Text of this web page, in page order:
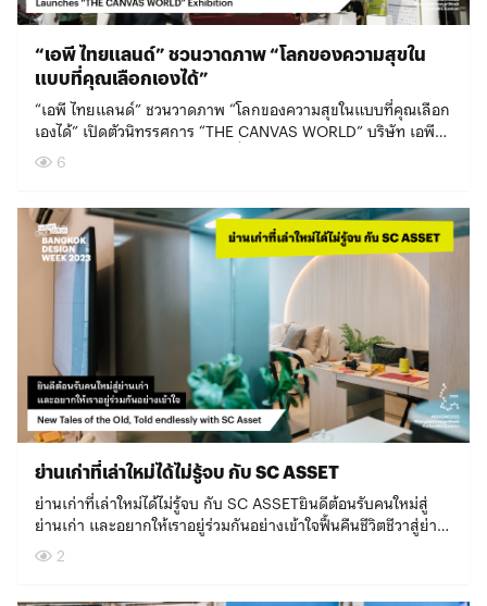
หลากหลายกิจกรรม ทั้งนิทรรศการ เสวนา กิจกรรม Open House
นักออกแบบสามารถพัฒนาไปสู่การเป็นย่านสร้างสรรค์อย่างยั่งยืน
ได้ในอนาคต ปรับปรุงระบบแสงสว่างเพื่อซอยที่น่าอยู่ขึ้นนอกจากนี้
ยังมีโปรเจกต์ทดลองน่าสนใจอย่าง 49 & FRIENDS: LUMINOUS
26 ที่เกิดขึ้นจากโจทย์ว่า ความคิดสร้างสรรค์และการออกแบบ
ทำให้พื้นที่ที่เราอยู่อาศัยดีขึ้นได้อย่างไรบ้าง โดยจุดเด่นของซอย
สุขุมวิท 26 คือเป็นซอยที่เต็มไปด้วยต้นไม้ใหญ่ร่มรื่น เป็นข้อดีที่ทำให้
และมืด เพราะระบบไฟส่องสว่างไม่ได้ออกแบบร่วมกับการมีอยู่ของ
ต้นไม้ใหญ่มาตั้งแต่ต้น แสงจึงถูกบดบังด้วยกิ่งก้านของต้นไม้ “ถ้ามี
โอกาสเข้ามาที่ซอยสุขุมวิท 26 จะเห็นว่ามีความแตกต่างกับซอยข้าง
เคียงค่อนข้างมาก ซอยนี้มีต้นไม้เต็มไปหมดทั้งสองฝั่งจนเขาเรียก
กันว่าอุโมงค์ต้นไม้ เป็นเอกลักษณ์ที่ชุมชนอยากรักษาไว้ให้ดีที่สุด แต่
การที่ต้นไม้แผ่กิ่งก้านออกมาเยอะมันก็บดบังแสงสว่างตอนกลาง
คืน ทำให้บางโซนในซอยมืดกว่าที่ควรจะเป็น ซึ่งการบอกว่ามืดหรือ
ไม่มืดไม่ได้ใช้แค่ความรู้สึก แต่ทีมของเรามีเครื่องมือวัดปริมาณแสง
ออกมาเป็นตัวเลขเลย เพราะเราเชื่อเรื่องข้อมูลที่แท้จริง” “ประเด็น
ถัดมาคือเราจะเพิ่มแสงสว่างยังไงได้บ้าง ทุกคนคงคิดว่าแค่เอาไฟ
ติดเข้าไปมันก็ช่วยแล้ว แต่ในมุมมองของบริษัทสถาปนิกที่มีแผนก
เทคโนโลยี เราตั้งคำถามต่อว่าการติดตั้งไฟมีเรื่องอะไรที่ควร
ระมัดระวังบ้าง เช่น แสงอาจรบกวนสายตาคนขับรถจนเกิดอุบัติเหตุ
ได้ หรือถ้าเปิดไฟทั่วพื้นที่ตลอดเวลาจะสิ้นเปลืองหรือเปล่า จึงนำไป
สู่การตั้งโจทย์ว่าเป็นไปได้ไหมที่ไฟจะเปิดเฉพาะตอนคนเดินผ่าน
แล้วให้ตำแหน่งของไฟเคลื่อนที่ตามจุดที่คนเดินไปด้วย เพื่อทำให้
การเปิดไฟไม่รบกวนคนอื่น และควรเป็นเทคโนโลยีที่ใช้ปริมาณไฟฟ้า
สถานที่อะไร ไปดูกันเลยดูแผนที่รวมทุกย่าน
ได้ที่ www.google.com/maps/d/viewer?
แผนที่เดินได้ ย่านเจริญกรุง – ตลาดน้อยได้ที่
www.bangkokdesignweek.com/bkkdw2023/guide/venues?
nbh=280ดูแผนที่เดินได้ ย่านเยาวราชได้ที่
www.bangkokdesignweek.com/bkkdw2023/guide/venues?
nbh=49827ดูแผนที่เดินได้ ย่านสามย่าน – สยามได้ที่
nbh=281ดูแผนที่เดินได้ ย่านอารีย์ – ประดิพัทธ์ได้ที่
www.bangkokdesignweek.com/bkkdw2023/guide/venues?
nbh=282ดูแผนที่เดินได้ ย่านพระนครได้ที่
www.bangkokdesignweek.com/bkkdw2023/guide/venues?
nbh=49828ดูแผนที่เดินได้ ย่านปากคลองตลาดได้ที่
www.bangkokdesignweek.com/bkkdw2023/guide/venues?
nbh=50632ดูแผนที่เดินได้ ย่านนางเลิ้งได้ที่
www.bangkokdesignweek.com/bkkdw2023/guide/venues?
nbh=50628ดูแผนที่เดินได้ ย่านวงเวียนใหญ่ – ตลาดพลูได้ที่
www.bangkokdesignweek.com/bkkdw2023/guide/venues?
nbh=49829ดูแผนที่เดินได้ ย่านคลองสานได้ที่
nbh=50633ดูแผนที่เดินได้ ย่านบางโพได้ที่
www.bangkokdesignweek.com/bkkdw2023/guide/venues?
nbh=49831ดูแผนที่เดินได้ ย่านพร้อมพงษ์ได้ที่
www.bangkokdesignweek.com/bkkdw2023/guide/venues?
nbh=54158ดูแผนที่เดินได้ ย่านเกษตรฯได้ที่
“เอพี ไทยแลนด์” ชวนวาดภาพ “โลกของความสุขใน
แบบที่คุณเลือกเองได้”
“เอพี ไทยแลนด์” ชวนวาดภาพ “โลกของความสุขในแบบที่คุณเลือก
เองได้” เปิดตัวนิทรรศการ “THE CANVAS WORLD” บริษัท เอพี
ไทยแลนด์ ผู้นำแบรนด์อสังหาฯ ชั้นนำของไทย ภายใต้ Brand
Promise “ชีวิตดีๆ ที่เลือกเองได้” ได้ร่วมมือกับกลุ่มนักออกแบบที่
สร้างสรรค์นิทรรศการ The Canvas World งานศิลปะดิจิทัลในรูป
แบบ Interactive art ผ่านผืนผ้าใบลูกโลกขนาดใหญ่ด้านหน้าของ
งาน Bangkok Design Week 2023 ที่ทุกคนสามารถมีส่วนร่วมได้
โดยตรง เปิดให้ทุกคนสะท้อนความคิดและความเป็นไปได้ใหม่ๆ ของ
การเป็นคนที่มีความสุขในแบบที่เลือกเองได้ ในรูปแบบงาน
สร้างสรรค์ที่เข้าถึงง่าย โดยผลจากทุกความคิดเห็นจะแสดงออกมา
เป็น Data Visualization ผสมผสานสื่อและเทคโนโลยี ซึ่งข้อมูล
เหล่านี้จะช่วยสะท้อนทุกความเป็นไปได้ในการสร้างสรรค์เมือง-มิตร-
ดีของผู้คน เพื่อให้เห็นเป็นแนวทางที่จะพัฒนาเมืองในรูปแบบนั้นต่อ
ไปในอนาคต เพราะ เอพี เชื่อว่า ถ้าเรามีความสุขในแบบที่เราเลือก
เอง เราก็จะมีชีวิตดีๆ และเป็นมิตรที่ดีกับเมือง หรือกับโลกใบนี้ต่อไป
งานชิ้นนี้จึงเปรียบเสมือนการตอกย้ำเจตนารมณ์ของเอพีที่มุ่งสร้าง
สินค้าและบริการการอยู่อาศัยอย่างครบวงจร และพร้อมพัฒนาเพื่อ
ให้ผู้คนสามารถสร้างประสบการณ์การใช้ชีวิตที่หลากหลาย มีความ
สุขกับชีวิตในรูปแบบที่แต่ละคนต้องการได้เมืองเป็นมิตรคือเมืองที่
สังคมที่เป็นมิตรกับทุกคนนั้น นำมาสู่กระบวนการคิดพัฒนาเมืองที่
6
ย่านเก่าที่เล่าใหม่ได้ไม่รู้จบ กับ SC ASSET
ย่านเก่าที่เล่าใหม่ได้ไม่รู้จบ กับ SC ASSETยินดีต้อนรับคนใหม่สู่
ย่านเก่า และอยากให้เราอยู่ร่วมกันอย่างเข้าใจฟื้นคืนชีวิตชีวาสู่ย่าน
แห่งความทรงจำการเปลี่ยนผ่านของยุคสมัยทำให้ความสำคัญของ
ย่านการค้าหลายแห่งในกรุงเทพฯ ลดบทบาทลงตามกาลเวลา และ
2